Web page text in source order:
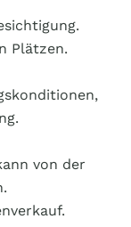
Plätzen.
von der